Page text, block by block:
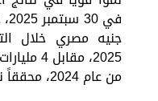
جنيه مصري خلال
2025،
من عام 2024، محققاً نسبة نمو بلغت 8%.